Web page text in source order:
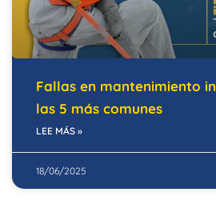
Fallas en mantenimiento
las 5 más comunes
LEE MÁS »
18/06/2025